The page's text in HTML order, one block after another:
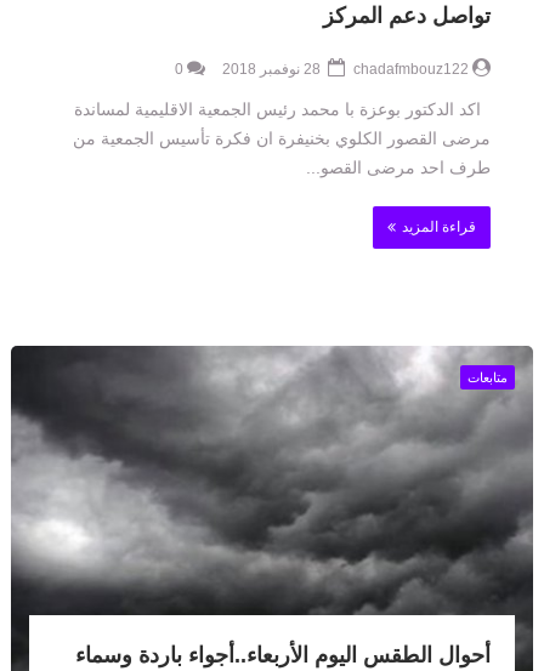
تواصل دعم المركز
chadafmbouz122
0
اكد الدكتور بوعزة با محمد رئيس الجمعية الاقليمية لمساندة
مرضى القصور الكلوي بخنيفرة ان فكرة تأسيس الجمعية من
طرف احد مرضى القصو...
قراءة المزيد
متابعات
أحوال الطقس اليوم الأربعاء..أجواء باردة وسماء